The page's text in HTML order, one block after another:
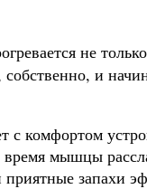
не
и
комфортом
время мышцы
запахи